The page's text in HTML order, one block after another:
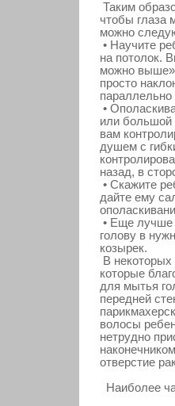
Таким
чтобы глаза
можно
• Научите
на потолок.
можно выше»
просто
параллельно
•
или большой
вам
душем с
назад, в
• Скажите
дайте ему
• Еще лучше
голову в
козырек.
В
которые
для мытья
передней
волосы
нетрудно
отверстие
Наиболее